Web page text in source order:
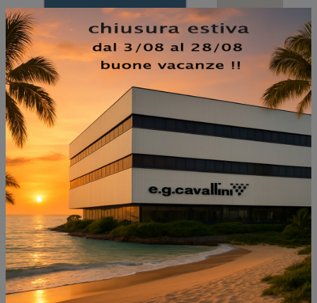
NON PERDERTI ANCHE:
LIBRERIA MOS DESIGN
UNTITLE